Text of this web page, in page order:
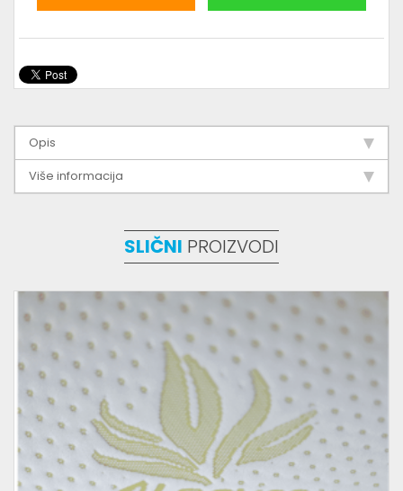
Opis
Više informacija
SLIČNI PROIZVODI